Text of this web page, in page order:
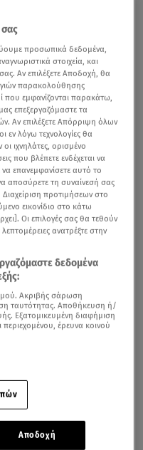
προσωπικά δεδομένα,
στοιχεία, και
Αν επιλέξετε Αποδοχή, θα
παρακολούθησης
που εμφανίζονται παρακάτω,
επεξεργαζόμαστε τα
Αν επιλέξετε Απόρριψη όλων
λόγω τεχνολογίες θα
ιχνηλάτες, ορισμένο
που βλέπετε ενδέχεται να
να επανεμφανίσετε αυτό το
αποσύρετε τη συναίνεσή σας
προτιμήσεων στο
εικονίδιο στο κάτω
Οι επιλογές σας θα τεθούν
ανατρέξτε στην
δεδομένα
Ακριβής σάρωση
ταυτότητας. Αποθήκευση ή/
Εξατομικευμένη διαφήμιση
έρευνα κοινού
Αποδοχή